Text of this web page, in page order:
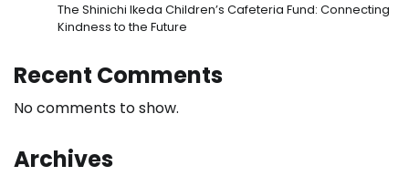
The Shinichi Ikeda Children’s Cafeteria Fund: Connecting
Kindness to the Future
Recent Comments
No comments to show.
Archives